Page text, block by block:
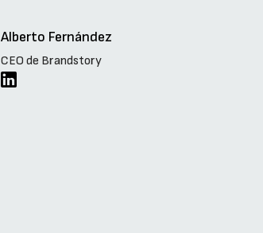
Alberto Fernández
CEO de Brandstory